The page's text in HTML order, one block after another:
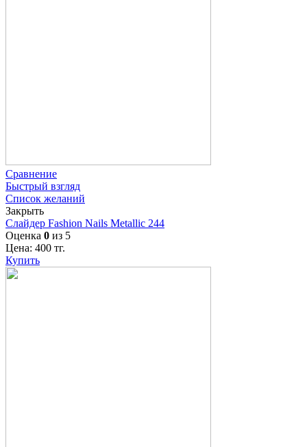
Сравнение
Быстрый взгляд
Список желаний
Закрыть
Слайдер Fashion Nails Metallic 244
Оценка 0 из 5
Цена: 400 тг.
Купить